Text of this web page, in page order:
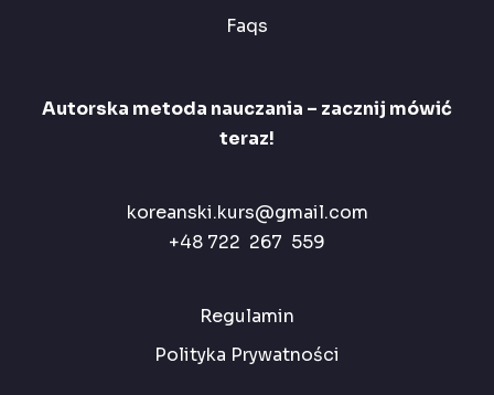
Faqs
Autorska metoda nauczania – zacznij mówić
teraz!
koreanski.kurs@gmail.com
+48 722 267 559
Regulamin
Polityka Prywatności